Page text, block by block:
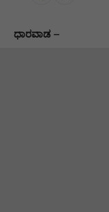
ಧಾರವಾಡ –